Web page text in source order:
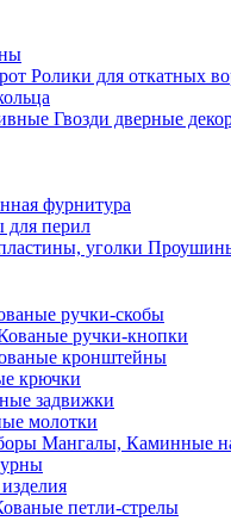
Ролики для откатных
Гвозди дверные
фурнитура
перил
ручки-скобы
ручки-кнопки
кронштейны
крючки
задвижки
молотки
Мангалы, Каминные
петли-стрелы